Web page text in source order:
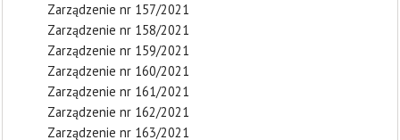
Zarządzenie nr 157/2021
Zarządzenie nr 158/2021
Zarządzenie nr 159/2021
Zarządzenie nr 160/2021
Zarządzenie nr 161/2021
Zarządzenie nr 162/2021
Zarządzenie nr 163/2021